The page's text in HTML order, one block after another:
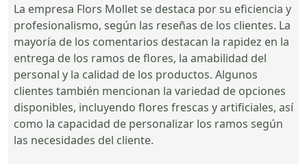
La empresa Flors Mollet se destaca por su eficiencia y
profesionalismo, según las reseñas de los clientes. La
mayoría de los comentarios destacan la rapidez en la
entrega de los ramos de flores, la amabilidad del
personal y la calidad de los productos. Algunos
clientes también mencionan la variedad de opciones
disponibles, incluyendo flores frescas y artificiales, así
como la capacidad de personalizar los ramos según
las necesidades del cliente.